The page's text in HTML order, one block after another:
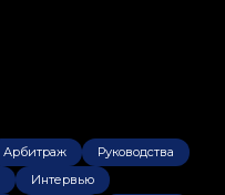
Арбитраж
Руководства
Интервью